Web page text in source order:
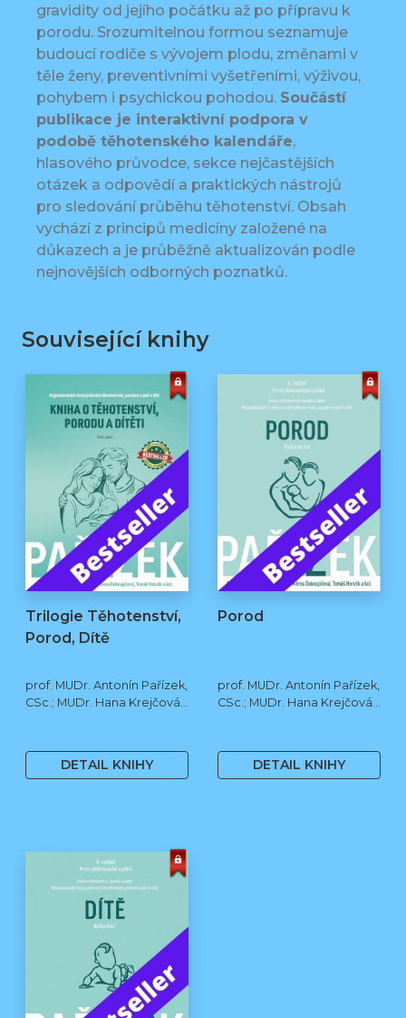
gravidity od jejího počátku až po přípravu k
porodu. Srozumitelnou formou seznamuje
budoucí rodiče s vývojem plodu, změnami v
těle ženy, preventivními vyšetřeními, výživou,
pohybem i psychickou pohodou. Součástí
publikace je interaktivní podpora v
podobě těhotenského kalendáře,
hlasového průvodce, sekce nejčastějších
otázek a odpovědí a praktických nástrojů
pro sledování průběhu těhotenství. Obsah
vychází z principů medicíny založené na
důkazech a je průběžně aktualizován podle
nejnovějších odborných poznatků.
Související knihy
Trilogie Těhotenství,
Porod, Dítě
prof. MUDr. Antonín Pařízek,
CSc.; MUDr. Hana Krejčová,
Tomáš Honzík, Ph.D. a kol.
DETAIL KNIHY
Porod
prof. MUDr. Antonín Pařízek,
CSc.; MUDr. Hana Krejčová,
Tomáš Honzík, Ph.D. a kol.
DETAIL KNIHY